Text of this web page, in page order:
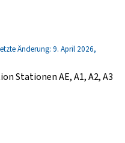
Änderung: 9. April 2026,
Stationen AE, A1, A2, A3